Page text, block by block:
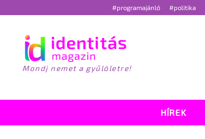
#programajánló #politika
Mondj nemet a gyűlöletre!
HÍREK